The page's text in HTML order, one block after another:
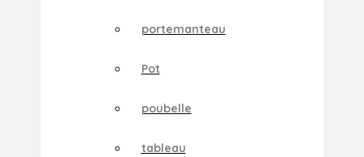
portemanteau
Pot
poubelle
tableau